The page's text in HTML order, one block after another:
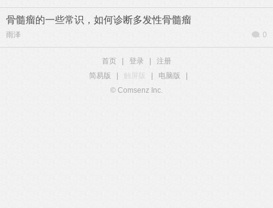
骨髓瘤的一些常识，如何诊断多发性骨髓瘤
雨泽 0
首页 登录
注册
简易版
触屏版 电脑版
© Comsenz Inc.